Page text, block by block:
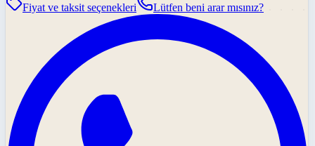
Fiyat ve taksit seçenekleri
Lütfen beni arar mısınız?